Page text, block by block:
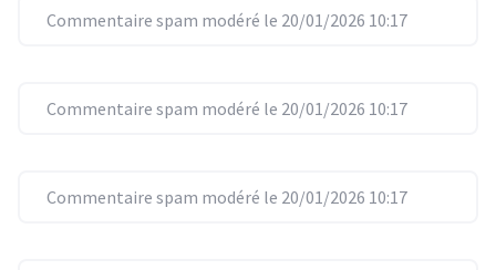
Commentaire spam modéré le 20/01/2026 10:17
Commentaire spam modéré le 20/01/2026 10:17
Commentaire spam modéré le 20/01/2026 10:17